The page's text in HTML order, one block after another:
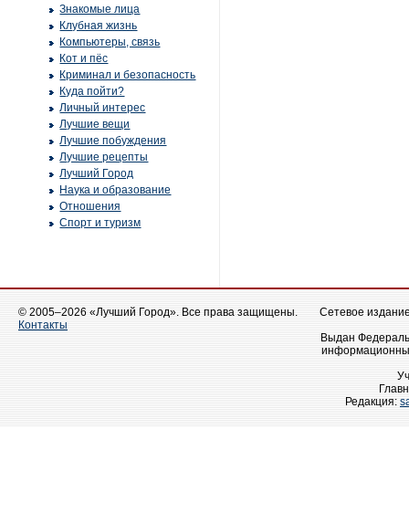
Знакомые лица
Клубная жизнь
Компьютеры, связь
Кот и пёс
Криминал и безопасность
Куда пойти?
Личный интерес
Лучшие вещи
Лучшие побуждения
Лучшие рецепты
Лучший Город
Наука и образование
Отношения
Спорт и туризм
© 2005–2026 «Лучший Город». Все права защищены.
Контакты
Сетевое
Выдан
Редакция: